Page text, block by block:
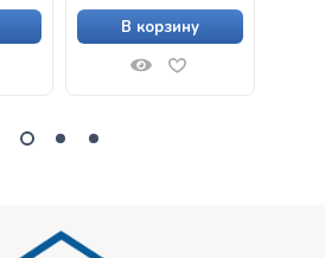
В корзину